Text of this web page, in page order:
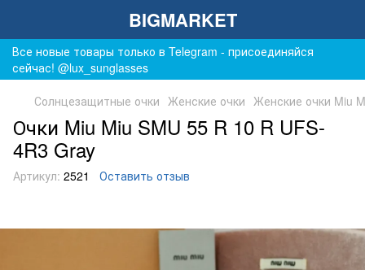
BIGMARKET
Все новые товары только в Telegram - присоединяйся
сейчас! @lux_sunglasses
Солнцезащитные очки Женские очки Женские очки Miu
Очки Miu Miu SMU 55 R 10 R UFS-
4R3 Gray
Артикул: 2521 Оставить отзыв